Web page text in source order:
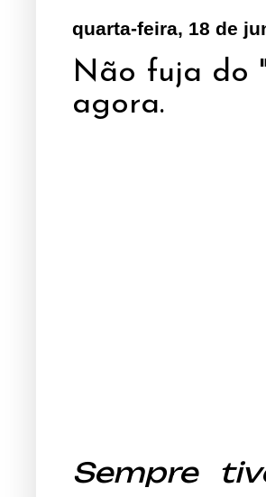
quarta-feira, 18 de
Não fuja do
agora.
Sempre